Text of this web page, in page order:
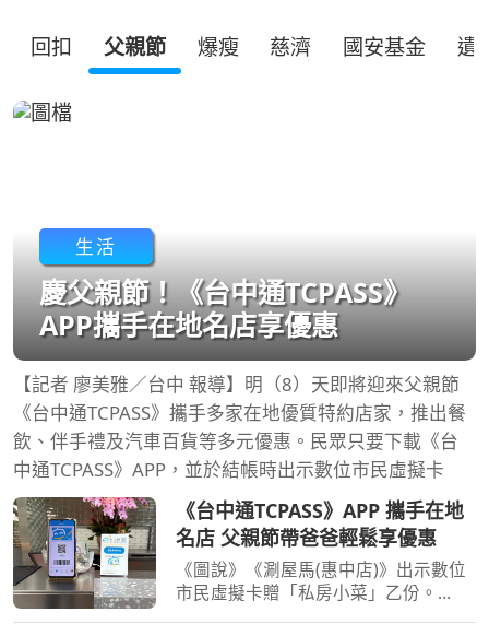
回扣 父親節 爆瘦 慈濟 國安基金 遺
生活
慶父親節！《台中通TCPASS》
APP攜手在地名店享優惠
【記者 廖美雅／台中 報導】明（8）天即將迎來父親節
《台中通TCPASS》攜手多家在地優質特約店家，推出餐
飲、伴手禮及汽車百貨等多元優惠。民眾只要下載《台
中通TCPASS》APP，並於結帳時出示數位市民虛擬卡
《台中通TCPASS》APP 攜手在地
名店 父親節帶爸爸輕鬆享優惠
《圖說》《涮屋馬(惠中店)》出示數位
市民虛擬卡贈「私房小菜」乙份。